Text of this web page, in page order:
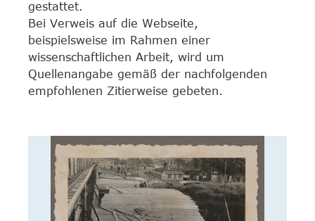
gestattet.
Bei Verweis auf die Webseite,
beispielsweise im Rahmen einer
wissenschaftlichen Arbeit, wird um
Quellenangabe gemäß der nachfolgenden
empfohlenen Zitierweise gebeten.